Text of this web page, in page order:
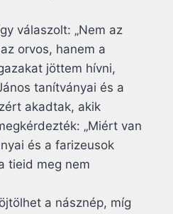
válaszolt: „Nem az
orvos, hanem a
jöttem hívni,
tanítványai és a
akadtak, akik
„Miért van
és a farizeusok
tieid meg nem
a násznép, míg